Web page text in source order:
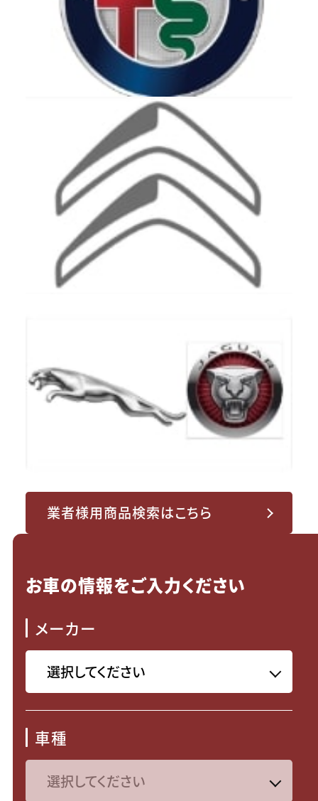
業者様用商品検索はこちら
お車の情報をご入力ください
メーカー
車種